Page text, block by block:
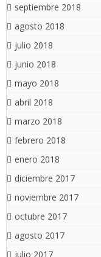
septiembre 2018
agosto 2018
julio 2018
junio 2018
mayo 2018
abril 2018
marzo 2018
febrero 2018
enero 2018
diciembre 2017
noviembre 2017
octubre 2017
agosto 2017
julio 2017